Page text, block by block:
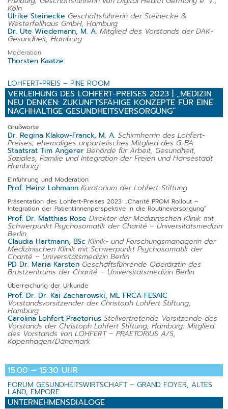
Köln
Ulrike Steinecke Geschäftsführerin der Steinecke &
Westerfellhaus GmbH, Hamburg
Dr. Ute Wiedemann, M. A. Mitglied des Vorstands der DAK-
Gesundheit, Hamburg
Moderation
Thorsten Kaatze
LOHFERT-PREIS – PINE ROOM
VERLEIHUNG DES LOHFERT-PREISES 2023 | „MEDIZIN
NEU DENKEN: ZUKUNFTSFÄHIGE KONZEPTE FÜR EINE
NACHHALTIGE GESUNDHEITSVERSORGUNG“
Grußworte
Dr. Regina Klakow-Franck, M. A. Schirmherrin des Lohfert-
Preises; ehemaliges unparteiisches Mitglied des G-BA
Staatsrat Tim Angerer Behörde für Arbeit, Gesundheit,
Soziales, Familie und Integration der Freien und Hansestadt
Hamburg
Einführung und Moderation
Prof. Heinz Lohmann Kuratorium der Lohfert-Stiftung
Präsentation des Lohfert-Preises 2023: „Charité PROM Rollout –
Integration der Patient:innenperspektive in die Routineversorgung“
Prof. Dr. Matthias Rose Direktor der Medizinischen Klinik mit
Schwerpunkt Psychosomatik der Charité – Universitätsmedizin
Berlin
Claudia Hartmann, BSc Klinik- und Forschungsmanagerin der
Medizinischen Klinik mit Schwerpunkt Psychosomatik der
Charité – Universitätsmedizin Berlin
PD Dr. Maria Karsten Geschäftsführende Oberärztin des
Brustzentrums der Charité – Universitätsmedizin Berlin
Überreichung der Urkunde
Prof. Dr. Dr. Kai Zacharowski, ML FRCA FESAIC
Vorstandsvorsitzender der Christoph Lohfert Stiftung,
Hamburg
Carolina Lohfert Praetorius Stellvertretende Vorsitzende des
Vorstands der Christoph Lohfert Stiftung, Hamburg; Mitglied
des Vorstands von LOHFERT – PRAETORIUS A/S,
Kopenhagen/Dänemark
15:00 – 15:30 UHR
FORUM GESUNDHEITSWIRTSCHAFT – GRAND FOYER, ALTES
LAND, EMPORE
UNTERNEHMENSDIALOGE